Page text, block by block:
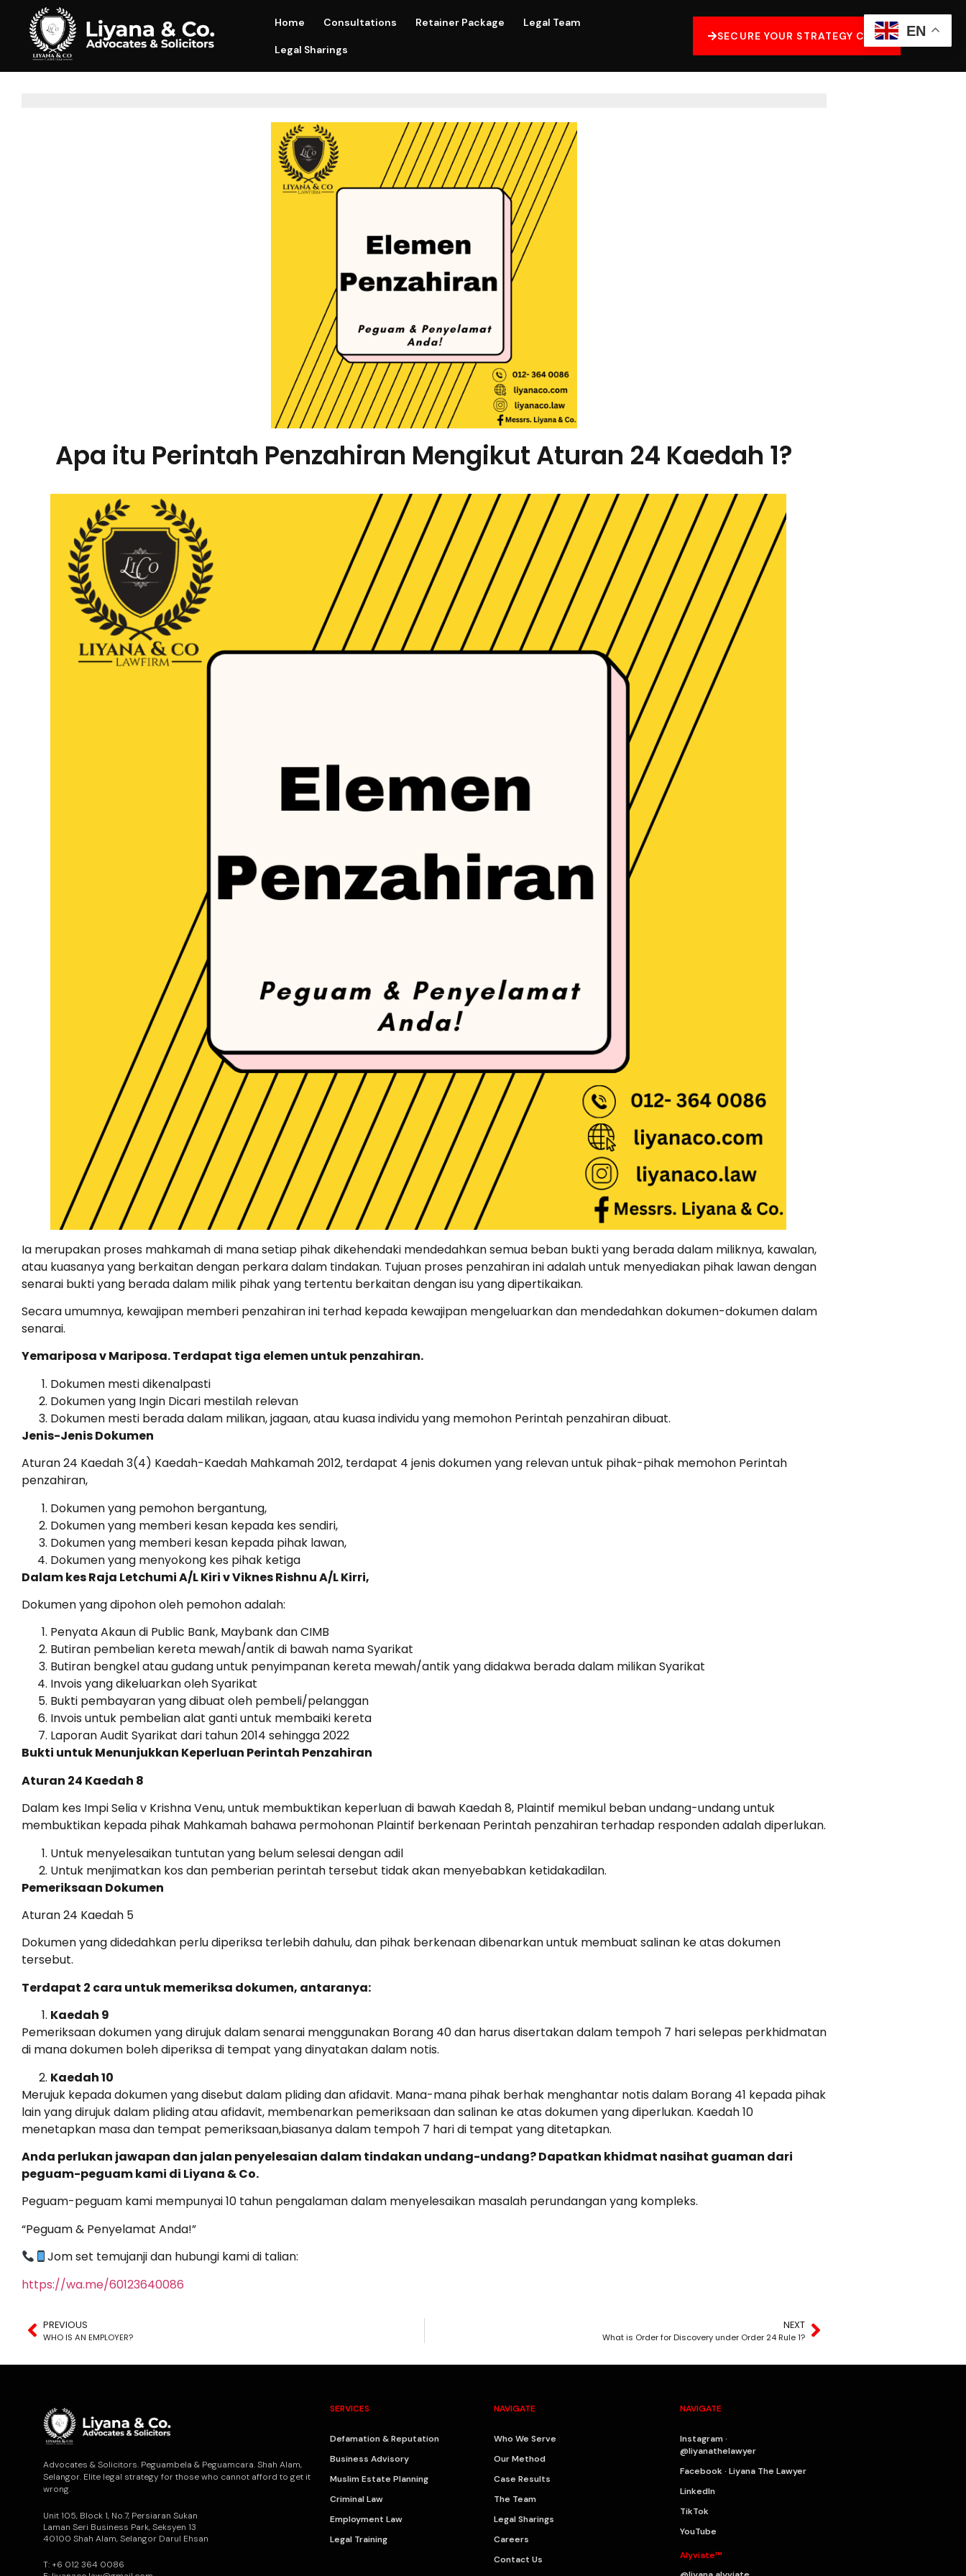
Home Consultations Retainer Package Legal Team
Legal Sharings
SECURE YOUR STRATEGY CALL
Apa itu Perintah Penzahiran Mengikut Aturan 24 Kaedah 1?
Ia merupakan proses mahkamah di mana setiap pihak dikehendaki mendedahkan semua beban bukti yang berada dalam miliknya, kawalan,
atau kuasanya yang berkaitan dengan perkara dalam tindakan. Tujuan proses penzahiran ini adalah untuk menyediakan pihak lawan dengan
senarai bukti yang berada dalam milik pihak yang tertentu berkaitan dengan isu yang dipertikaikan.
Secara umumnya, kewajipan memberi penzahiran ini terhad kepada kewajipan mengeluarkan dan mendedahkan dokumen-dokumen dalam
senarai.
Yemariposa v Mariposa. Terdapat tiga elemen untuk penzahiran.
Dokumen mesti dikenalpasti
Dokumen yang Ingin Dicari mestilah relevan
Dokumen mesti berada dalam milikan, jagaan, atau kuasa individu yang memohon Perintah penzahiran dibuat.
Jenis-Jenis Dokumen
Aturan 24 Kaedah 3(4) Kaedah-Kaedah Mahkamah 2012, terdapat 4 jenis dokumen yang relevan untuk pihak-pihak memohon Perintah
penzahiran,
Dokumen yang pemohon bergantung,
Dokumen yang memberi kesan kepada kes sendiri,
Dokumen yang memberi kesan kepada pihak lawan,
Dokumen yang menyokong kes pihak ketiga
Dalam kes Raja Letchumi A/L Kiri v Viknes Rishnu A/L Kirri,
Dokumen yang dipohon oleh pemohon adalah:
Penyata Akaun di Public Bank, Maybank dan CIMB
Butiran pembelian kereta mewah/antik di bawah nama Syarikat
Butiran bengkel atau gudang untuk penyimpanan kereta mewah/antik yang didakwa berada dalam milikan Syarikat
Invois yang dikeluarkan oleh Syarikat
Bukti pembayaran yang dibuat oleh pembeli/pelanggan
Invois untuk pembelian alat ganti untuk membaiki kereta
Laporan Audit Syarikat dari tahun 2014 sehingga 2022
Bukti untuk Menunjukkan Keperluan Perintah Penzahiran
Aturan 24 Kaedah 8
Dalam kes Impi Selia v Krishna Venu, untuk membuktikan keperluan di bawah Kaedah 8, Plaintif memikul beban undang-undang untuk
membuktikan kepada pihak Mahkamah bahawa permohonan Plaintif berkenaan Perintah penzahiran terhadap responden adalah diperlukan.
Untuk menyelesaikan tuntutan yang belum selesai dengan adil
Untuk menjimatkan kos dan pemberian perintah tersebut tidak akan menyebabkan ketidakadilan.
Pemeriksaan Dokumen
Aturan 24 Kaedah 5
Dokumen yang didedahkan perlu diperiksa terlebih dahulu, dan pihak berkenaan dibenarkan untuk membuat salinan ke atas dokumen
tersebut.
Terdapat 2 cara untuk memeriksa dokumen, antaranya:
Kaedah 9
Pemeriksaan dokumen yang dirujuk dalam senarai menggunakan Borang 40 dan harus disertakan dalam tempoh 7 hari selepas perkhidmatan
di mana dokumen boleh diperiksa di tempat yang dinyatakan dalam notis.
Kaedah 10
Merujuk kepada dokumen yang disebut dalam pliding dan afidavit. Mana-mana pihak berhak menghantar notis dalam Borang 41 kepada pihak
lain yang dirujuk dalam pliding atau afidavit, membenarkan pemeriksaan dan salinan ke atas dokumen yang diperlukan. Kaedah 10
menetapkan masa dan tempat pemeriksaan,biasanya dalam tempoh 7 hari di tempat yang ditetapkan.
Anda perlukan jawapan dan jalan penyelesaian dalam tindakan undang-undang? Dapatkan khidmat nasihat guaman dari
peguam-peguam kami di Liyana & Co.
Peguam-peguam kami mempunyai 10 tahun pengalaman dalam menyelesaikan masalah perundangan yang kompleks.
“Peguam & Penyelamat Anda!”
Jom set temujanji dan hubungi kami di talian:
https://wa.me/60123640086
PREVIOUS
WHO IS AN EMPLOYER?
NEXT
What is Order for Discovery under Order 24 Rule 1?
Advocates & Solicitors. Peguambela & Peguamcara. Shah Alam,
Selangor. Elite legal strategy for those who cannot afford to get it
wrong.
Unit 105, Block 1, No.7, Persiaran Sukan
Laman Seri Business Park, Seksyen 13
40100 Shah Alam, Selangor Darul Ehsan
T: +6 012 364 0086
SERVICES
Defamation & Reputation
Business Advisory
Muslim Estate Planning
Criminal Law
Employment Law
Legal Training
NAVIGATE
Who We Serve
Our Method
Case Results
The Team
Legal Sharings
Careers
Contact Us
NAVIGATE
Instagram ·
@liyanathelawyer
Facebook · Liyana The Lawyer
LinkedIn
TikTok
YouTube
Alyviate™
EN